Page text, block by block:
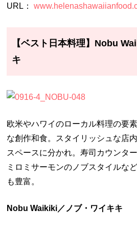
URL：
【ベスト日本料理】Nobu
キ
欧米やハワイのローカル料理の要
な創作和食。スタイリッシュな店
スペースに分かれ。寿司カウンタ
ミロミサーモンのノブスタイルな
も豊富。
Nobu Waikiki／ノブ・ワイキキ